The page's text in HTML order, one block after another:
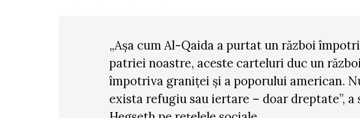
„Așa cum Al-Qaida a purtat un război
patriei noastre, aceste carteluri duc un
împotriva graniței și a poporului american.
exista refugiu sau iertare – doar dreptate”, a